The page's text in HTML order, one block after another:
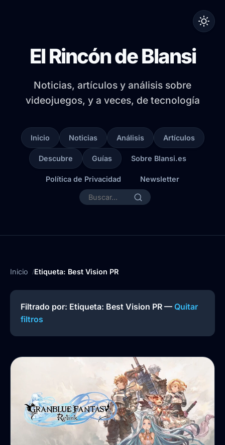
El Rincón de Blansi
Noticias, artículos y análisis sobre
videojuegos, y a veces, de tecnología
Inicio Noticias Análisis Artículos
Descubre Guías Sobre Blansi.es
Política de Privacidad Newsletter
Inicio Etiqueta: Best Vision PR
Filtrado por: Etiqueta: Best Vision PR — Quitar
filtros